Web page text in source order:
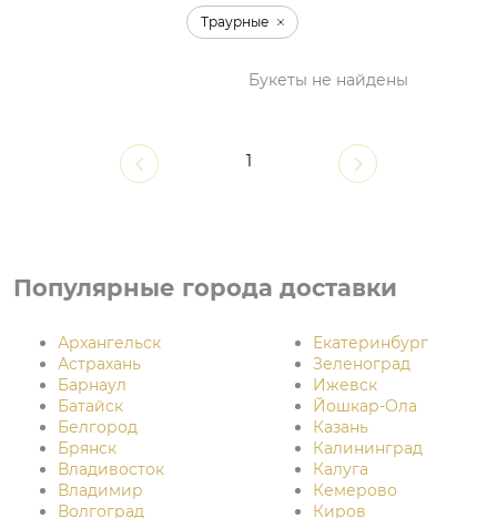
Траурные
Букеты не найдены
1
Популярные города доставки
Архангельск
Астрахань
Барнаул
Батайск
Белгород
Брянск
Владивосток
Владимир
Волгоград
Екатеринбург
Зеленоград
Ижевск
Йошкар-Ола
Казань
Калининград
Калуга
Кемерово
Киров